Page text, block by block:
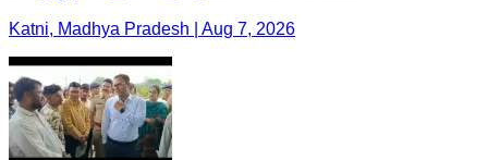
Katni, Madhya Pradesh | Aug 7, 2026